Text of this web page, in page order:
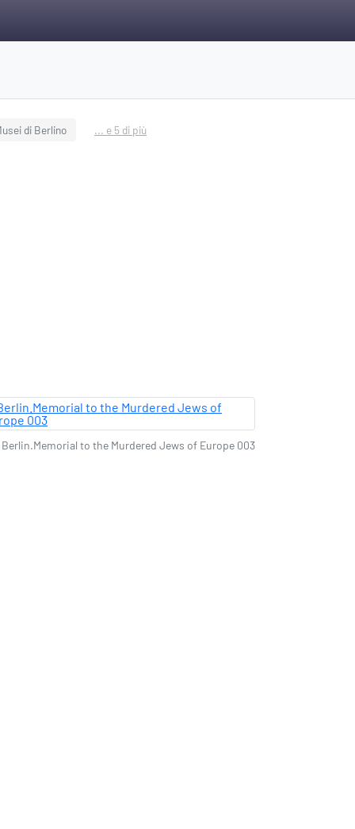
di Berlino ... e 5 di più
Berlin.Memorial to the Murdered Jews of Europe 003